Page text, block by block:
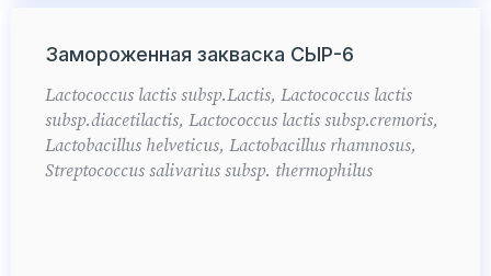
Замороженная закваска СЫР-6
Lactococcus lactis subsp.Lactis, Lactococcus lactis
subsp.diacetilactis, Lactococcus lactis subsp.cremoris,
Lactobacillus helveticus, Lactobacillus rhamnosus,
Streptococcus salivarius subsp. thermophilus